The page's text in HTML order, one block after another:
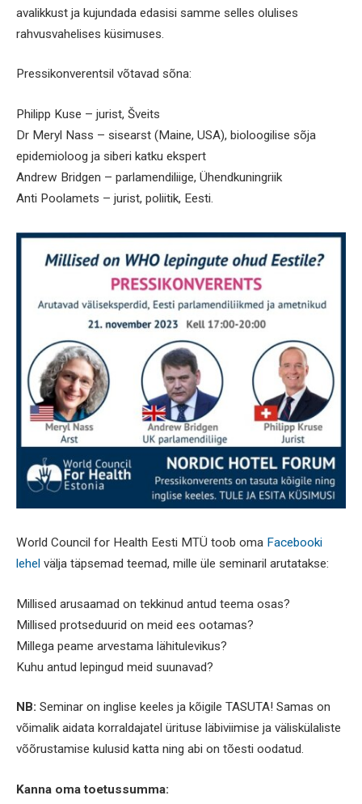
avalikkust ja kujundada edasisi samme selles olulises
rahvusvahelises küsimuses.
Pressikonverentsil võtavad sõna:
Philipp Kuse – jurist, Šveits
Dr Meryl Nass – sisearst (Maine, USA), bioloogilise sõja
epidemioloog ja siberi katku ekspert
Andrew Bridgen – parlamendiliige, Ühendkuningriik
Anti Poolamets – jurist, poliitik, Eesti.
World Council for Health Eesti MTÜ toob oma Facebooki
lehel välja täpsemad teemad, mille üle seminaril arutatakse:
Millised arusaamad on tekkinud antud teema osas?
Millised protseduurid on meid ees ootamas?
Millega peame arvestama lähitulevikus?
Kuhu antud lepingud meid suunavad?
NB: Seminar on inglise keeles ja kõigile TASUTA! Samas on
võimalik aidata korraldajatel ürituse läbiviimise ja väliskülaliste
võõrustamise kulusid katta ning abi on tõesti oodatud.
Kanna oma toetussumma: